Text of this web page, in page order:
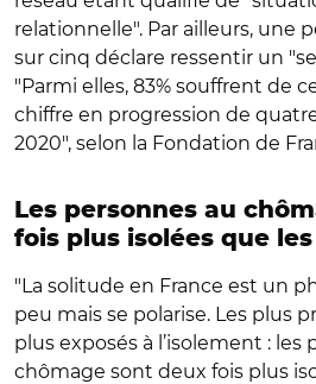
relationnelle". Par ailleurs, une
sur cinq déclare ressentir un
"Parmi elles, 83% souffrent de
chiffre en progression de
2020", selon la Fondation de
Les personnes au
fois plus isolées que
"La solitude en France est un
peu mais se polarise. Les plus
plus exposés à l’isolement : les
chômage sont deux fois plus